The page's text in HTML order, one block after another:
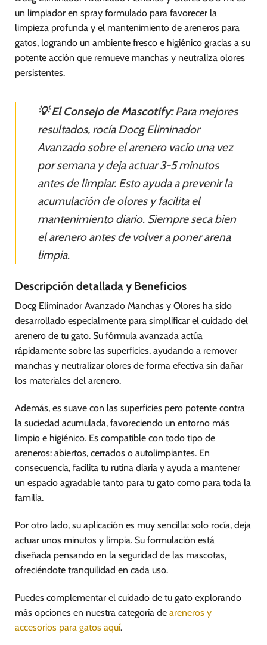
un limpiador en spray formulado para favorecer la
limpieza profunda y el mantenimiento de areneros para
gatos, logrando un ambiente fresco e higiénico gracias a su
potente acción que remueve manchas y neutraliza olores
persistentes.
💡 El Consejo de Mascotify:Para mejores
resultados, rocía Docg Eliminador
Avanzado sobre el arenero vacío una vez
por semana y deja actuar 3-5 minutos
antes de limpiar. Esto ayuda a prevenir la
acumulación de olores y facilita el
mantenimiento diario. Siempre seca bien
el arenero antes de volver a poner arena
limpia.
Descripción detallada y Beneficios
Docg Eliminador Avanzado Manchas y Olores ha sido
desarrollado especialmente para simplificar el cuidado del
arenero de tu gato. Su fórmula avanzada actúa
rápidamente sobre las superficies, ayudando a remover
manchas y neutralizar olores de forma efectiva sin dañar
los materiales del arenero.
Además, es suave con las superficies pero potente contra
la suciedad acumulada, favoreciendo un entorno más
limpio e higiénico. Es compatible con todo tipo de
areneros: abiertos, cerrados o autolimpiantes. En
consecuencia, facilita tu rutina diaria y ayuda a mantener
un espacio agradable tanto para tu gato como para toda la
familia.
Por otro lado, su aplicación es muy sencilla: solo rocía, deja
actuar unos minutos y limpia. Su formulación está
diseñada pensando en la seguridad de las mascotas,
ofreciéndote tranquilidad en cada uso.
Puedes complementar el cuidado de tu gato explorando
más opciones en nuestra categoría de areneros y
accesorios para gatos aquí.